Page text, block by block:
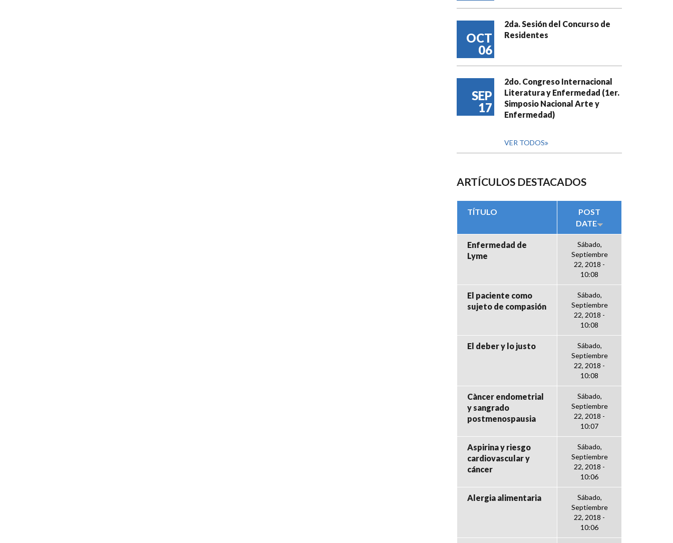
OCT
06
2da. Sesión del Concurso de
Residentes
SEP
17
2do. Congreso Internacional
Literatura y Enfermedad (1er.
Simposio Nacional Arte y
Enfermedad)
VER TODOS
ARTÍCULOS DESTACADOS
TÍTULO
POST
DATE
Enfermedad de
Lyme
Sábado,
Septiembre
22, 2018 -
10:08
El paciente como
sujeto de compasión
Sábado,
Septiembre
22, 2018 -
10:08
El deber y lo justo
Sábado,
Septiembre
22, 2018 -
10:08
Càncer endometrial
y sangrado
postmenospausia
Sábado,
Septiembre
22, 2018 -
10:07
Aspirina y riesgo
cardiovascular y
cáncer
Sábado,
Septiembre
22, 2018 -
10:06
Alergia alimentaria
Sábado,
Septiembre
22, 2018 -
10:06